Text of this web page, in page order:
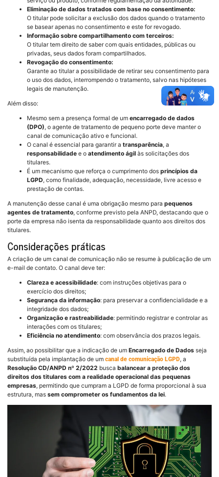
Eliminação de dados tratados com base no consentimento:
O titular pode solicitar a exclusão dos dados quando o tratamento
se basear apenas no consentimento e este for revogado.
Informação sobre compartilhamento com terceiros:
O titular tem direito de saber com quais entidades, públicas ou
privadas, seus dados foram compartilhados.
Revogação do consentimento:
Garante ao titular a possibilidade de retirar seu consentimento para
o uso dos dados, interrompendo o tratamento, salvo nas hipóteses
legais de manutenção.
Além disso:
Mesmo sem a presença formal de um encarregado de dados
(DPO), o agente de tratamento de pequeno porte deve manter o
canal de comunicação ativo e funcional.
O canal é essencial para garantir a transparência, a
responsabilidade e o atendimento ágil às solicitações dos
titulares.
É um mecanismo que reforça o cumprimento dos princípios da
LGPD, como finalidade, adequação, necessidade, livre acesso e
prestação de contas.
A manutenção desse canal é uma obrigação mesmo para pequenos
agentes de tratamento, conforme previsto pela ANPD, destacando que o
porte da empresa não isenta da responsabilidade quanto aos direitos dos
titulares.
Considerações práticas
A criação de um canal de comunicação não se resume à publicação de um
e-mail de contato. O canal deve ter:
Clareza e acessibilidade: com instruções objetivas para o
exercício dos direitos;
Segurança da informação: para preservar a confidencialidade e a
integridade dos dados;
Organização e rastreabilidade: permitindo registrar e controlar as
interações com os titulares;
Eficiência no atendimento: com observância dos prazos legais.
Assim, ao possibilitar que a indicação de um Encarregado de Dados seja
substituída pela implantação de um canal de comunicação LGPD, a
Resolução CD/ANPD nº 2/2022 busca balancear a proteção dos
direitos dos titulares com a realidade operacional das pequenas
empresas, permitindo que cumpram a LGPD de forma proporcional à sua
estrutura, mas sem comprometer os fundamentos da lei.